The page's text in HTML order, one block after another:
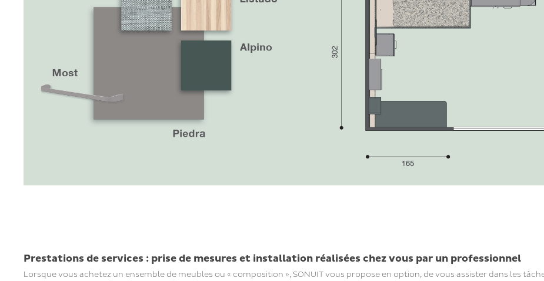
Prestations de services : prise de mesures et installation réalisées chez vous par un professionnel
Lorsque vous achetez un ensemble de meubles ou « composition », SONUIT vous propose en option, de vous assister dans les